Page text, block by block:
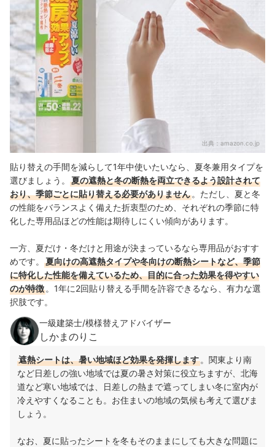
出典： amazon.co.jp
貼り替えの手間を減らして1年中使いたいなら、夏冬兼用タイプを
選びましょう。
夏の遮熱と冬の断熱を両立できるよう設計されて
おり、季節ごとに貼り替える必要がありません 。ただし、夏と冬
の性能をバランスよく備えた折衷型のため、それぞれの季節に特
化した専用品ほどの性能は期待しにくい傾向があります。
一方、夏だけ・冬だけと用途が決まっているなら専用品がおすす
めです。
夏向けの高遮熱タイプや冬向けの断熱シートなど、季節
に特化した性能を備えているため、目的に合った効果を得やすい
のが特徴 。1年に2回貼り替える手間を許容できるなら、有力な選
択肢です。
一級建築士/模様替えアドバイザー
しかまのりこ
遮熱シートは、暑い地域ほど効果を発揮します 。関東より南
など日差しの強い地域では夏の暑さ対策に役立ちますが、北海
道など寒い地域では、日差しの熱まで遮ってしまい冬に室内が
冷えやすくなることも。お住まいの地域の気候も考えて選びま
しょう。
なお、夏に貼ったシートを冬もそのままにしても大きな問題に